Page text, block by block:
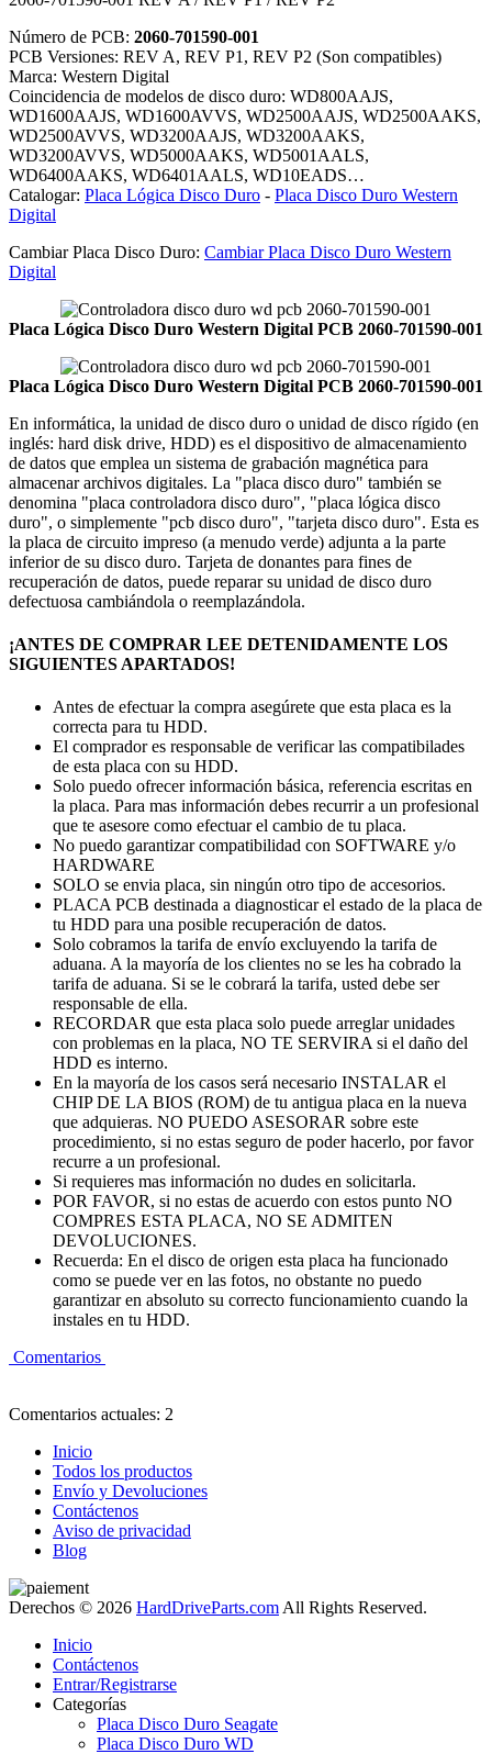
Número de PCB: 2060-701590-001
PCB Versiones: REV A, REV P1, REV P2 (Son compatibles)
Marca: Western Digital
Coincidencia de modelos de disco duro: WD800AAJS,
WD1600AAJS, WD1600AVVS, WD2500AAJS, WD2500AAKS,
WD2500AVVS, WD3200AAJS, WD3200AAKS,
WD3200AVVS, WD5000AAKS, WD5001AALS,
WD6400AAKS, WD6401AALS, WD10EADS…
Catalogar: Placa Lógica Disco Duro - Placa Disco Duro Western
Digital
Cambiar Placa Disco Duro: Cambiar Placa Disco Duro Western
Digital
Placa Lógica Disco Duro Western Digital PCB 2060-701590-001
Placa Lógica Disco Duro Western Digital PCB 2060-701590-001
En informática, la unidad de disco duro o unidad de disco rígido (en
inglés: hard disk drive, HDD) es el dispositivo de almacenamiento
de datos que emplea un sistema de grabación magnética para
almacenar archivos digitales. La "placa disco duro" también se
denomina "placa controladora disco duro", "placa lógica disco
duro", o simplemente "pcb disco duro", "tarjeta disco duro". Esta es
la placa de circuito impreso (a menudo verde) adjunta a la parte
inferior de su disco duro. Tarjeta de donantes para fines de
recuperación de datos, puede reparar su unidad de disco duro
defectuosa cambiándola o reemplazándola.
¡ANTES DE COMPRAR LEE DETENIDAMENTE LOS
SIGUIENTES APARTADOS!
Antes de efectuar la compra asegúrete que esta placa es la
correcta para tu HDD.
El comprador es responsable de verificar las compatibilades
de esta placa con su HDD.
Solo puedo ofrecer información básica, referencia escritas en
la placa. Para mas información debes recurrir a un profesional
que te asesore como efectuar el cambio de tu placa.
No puedo garantizar compatibilidad con SOFTWARE y/o
HARDWARE
SOLO se envia placa, sin ningún otro tipo de accesorios.
PLACA PCB destinada a diagnosticar el estado de la placa de
tu HDD para una posible recuperación de datos.
Solo cobramos la tarifa de envío excluyendo la tarifa de
aduana. A la mayoría de los clientes no se les ha cobrado la
tarifa de aduana. Si se le cobrará la tarifa, usted debe ser
responsable de ella.
RECORDAR que esta placa solo puede arreglar unidades
con problemas en la placa, NO TE SERVIRA si el daño del
HDD es interno.
En la mayoría de los casos será necesario INSTALAR el
CHIP DE LA BIOS (ROM) de tu antigua placa en la nueva
que adquieras. NO PUEDO ASESORAR sobre este
procedimiento, si no estas seguro de poder hacerlo, por favor
recurre a un profesional.
Si requieres mas información no dudes en solicitarla.
POR FAVOR, si no estas de acuerdo con estos punto NO
COMPRES ESTA PLACA, NO SE ADMITEN
DEVOLUCIONES.
Recuerda: En el disco de origen esta placa ha funcionado
como se puede ver en las fotos, no obstante no puedo
garantizar en absoluto su correcto funcionamiento cuando la
instales en tu HDD.
Comentarios
Comentarios actuales: 2
Inicio
Todos los productos
Envío y Devoluciones
Contáctenos
Aviso de privacidad
Blog
Derechos © 2026 HardDriveParts.com All Rights Reserved.
Inicio
Contáctenos
Entrar/Registrarse
Categorías
Placa Disco Duro Seagate
Placa Disco Duro WD